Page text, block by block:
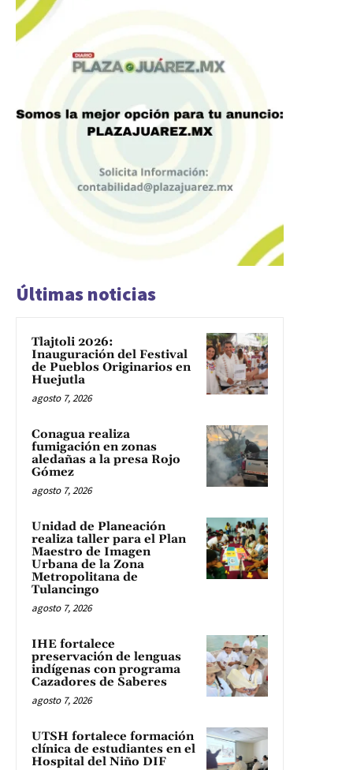
Últimas noticias
Tlajtoli 2026:
Inauguración del Festival
de Pueblos Originarios en
Huejutla
agosto 7, 2026
Conagua realiza
fumigación en zonas
aledañas a la presa Rojo
Gómez
agosto 7, 2026
Unidad de Planeación
realiza taller para el Plan
Maestro de Imagen
Urbana de la Zona
Metropolitana de
Tulancingo
agosto 7, 2026
IHE fortalece
preservación de lenguas
indígenas con programa
Cazadores de Saberes
agosto 7, 2026
UTSH fortalece formación
clínica de estudiantes en el
Hospital del Niño DIF